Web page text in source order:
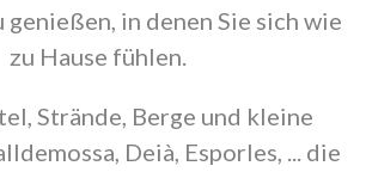
in denen Sie sich wie
zu Hause fühlen.
Strände, Berge und kleine
Deià, Esporles, ... die